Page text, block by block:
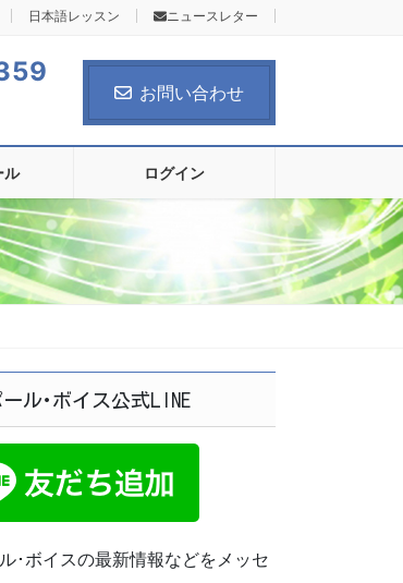
日本語レッスン ニュースレター
お問い合わせ
ル ログイン
ール･ボイス公式LINE
･ボイスの最新情報などをメッセ